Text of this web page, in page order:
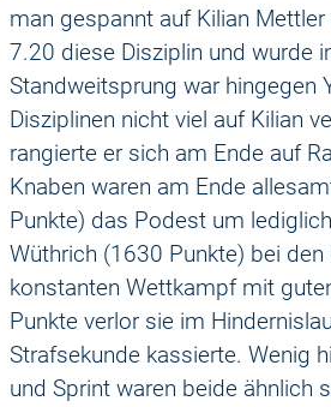
man gespannt auf Kilian
7.20 diese Disziplin und wurde
Standweitsprung war hingegen
Disziplinen nicht viel auf Kilian
rangierte er sich am Ende auf
Knaben waren am Ende
Punkte) das Podest um
Wüthrich (1630 Punkte) bei
konstanten Wettkampf mit
Punkte verlor sie im
Strafsekunde kassierte. Wenig
und Sprint waren beide ähnlich